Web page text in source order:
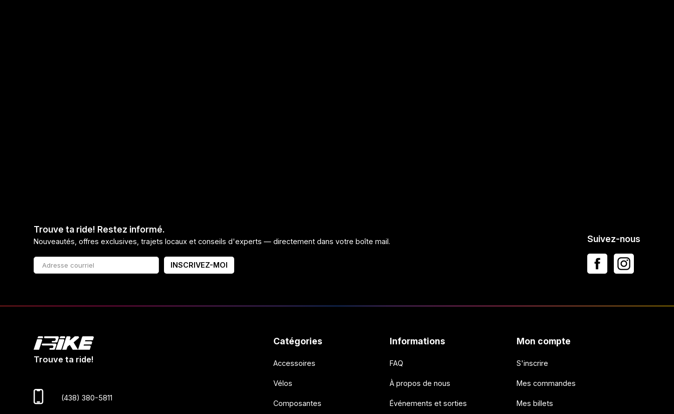
Trouve ta ride! Restez informé.
Nouveautés, offres exclusives, trajets locaux et conseils d'experts — directement dans votre boîte mail.
INSCRIVEZ-MOI
Suivez-nous
Trouve ta ride!
(438) 380-5811
Catégories
Accessoires
Vélos
Composantes
Informations
FAQ
À propos de nous
Événements et sorties
Mon compte
S'inscrire
Mes commandes
Mes billets